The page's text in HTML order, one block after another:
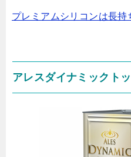
プレミアムシリコンは長
アレスダイナミックト